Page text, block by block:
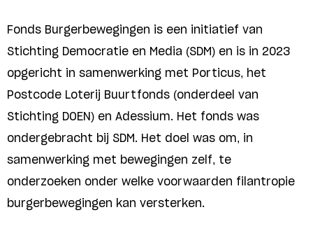
Fonds Burgerbewegingen is een initiatief van
Stichting Democratie en Media (SDM) en is in 2023
opgericht in samenwerking met Porticus, het
Postcode Loterij Buurtfonds (onderdeel van
Stichting DOEN) en Adessium. Het fonds was
ondergebracht bij SDM. Het doel was om, in
samenwerking met bewegingen zelf, te
onderzoeken onder welke voorwaarden filantropie
burgerbewegingen kan versterken.